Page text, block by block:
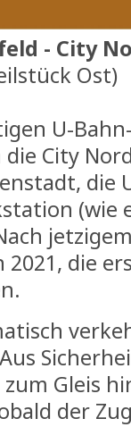
- City
Ost)
U-
City
die
(wie
die
Gleis
der